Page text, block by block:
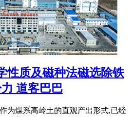
性质及磁种法磁选除铁
道客巴巴
为煤系高岭土的直观产出形式,已经